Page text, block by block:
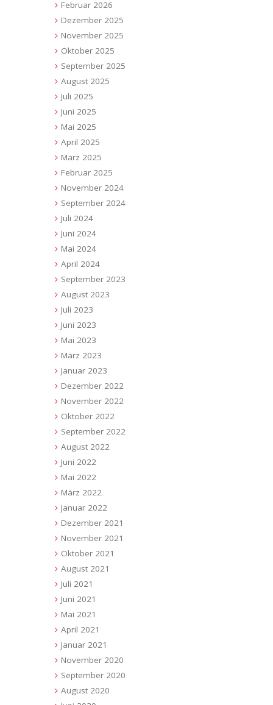
Februar 2026
Dezember 2025
November 2025
Oktober 2025
September 2025
August 2025
Juli 2025
Juni 2025
Mai 2025
April 2025
März 2025
Februar 2025
November 2024
September 2024
Juli 2024
Juni 2024
Mai 2024
April 2024
September 2023
August 2023
Juli 2023
Juni 2023
Mai 2023
März 2023
Januar 2023
Dezember 2022
November 2022
Oktober 2022
September 2022
August 2022
Juni 2022
Mai 2022
März 2022
Januar 2022
Dezember 2021
November 2021
Oktober 2021
August 2021
Juli 2021
Juni 2021
Mai 2021
April 2021
Januar 2021
November 2020
September 2020
August 2020